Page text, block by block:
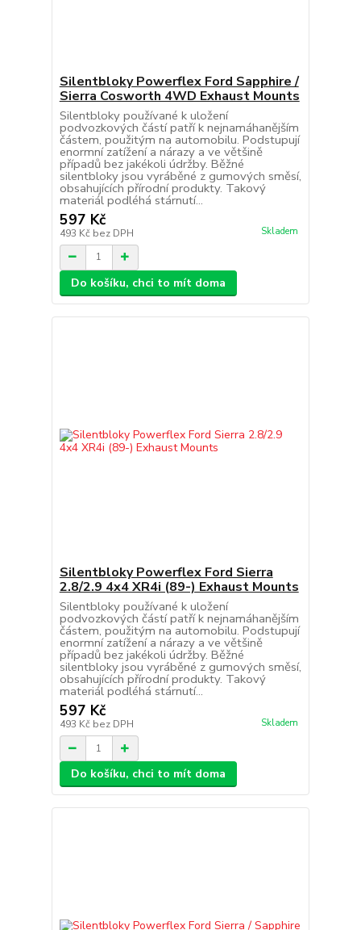
Silentbloky Powerflex Ford Sapphire /
Sierra Cosworth 4WD Exhaust Mounts
Silentbloky používané k uložení
podvozkových částí patří k nejnamáhanějším
částem, použitým na automobilu. Podstupují
enormní zatížení a nárazy a ve většině
případů bez jakékoli údržby. Běžné
silentbloky jsou vyráběné z gumových směsí,
obsahujících přírodní produkty. Takový
materiál podléhá stárnutí...
597 Kč
493 Kč bez DPH Skladem
Do košíku, chci to mít doma
Silentbloky Powerflex Ford Sierra
2.8/2.9 4x4 XR4i (89-) Exhaust Mounts
Silentbloky používané k uložení
podvozkových částí patří k nejnamáhanějším
částem, použitým na automobilu. Podstupují
enormní zatížení a nárazy a ve většině
případů bez jakékoli údržby. Běžné
silentbloky jsou vyráběné z gumových směsí,
obsahujících přírodní produkty. Takový
materiál podléhá stárnutí...
597 Kč
493 Kč bez DPH Skladem
Do košíku, chci to mít doma